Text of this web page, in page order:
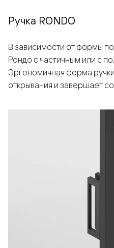
Ручка RONDO
В зависимости от формы
Рондо с частичным или с
Эргономичная форма
открывания и завершает